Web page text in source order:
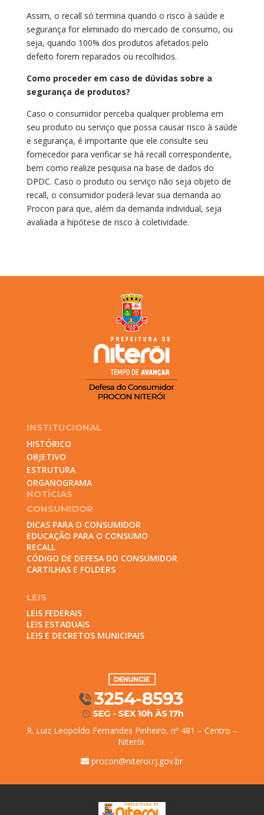
Assim, o recall só termina quando o risco à saúde e
segurança for eliminado do mercado de consumo, ou
seja, quando 100% dos produtos afetados pelo
defeito forem reparados ou recolhidos.
Como proceder em caso de dúvidas sobre a
segurança de produtos?
Caso o consumidor perceba qualquer problema em
seu produto ou serviço que possa causar risco à saúde
e segurança, é importante que ele consulte seu
fornecedor para verificar se há recall correspondente,
bem como realize pesquisa na base de dados do
DPDC. Caso o produto ou serviço não seja objeto de
recall, o consumidor poderá levar sua demanda ao
Procon para que, além da demanda individual, seja
avaliada a hipótese de risco à coletividade.
INSTITUCIONAL
HISTÓRICO
OBJETIVO
ESTRUTURA
ORGANOGRAMA
NOTÍCIAS
CONSUMIDOR
DICAS PARA O CONSUMIDOR
EDUCAÇÃO PARA O CONSUMO
RECALL
CÓDIGO DE DEFESA DO CONSUMIDOR
CARTILHAS E FOLDERS
LEIS
LEIS FEDERAIS
LEIS ESTADUAIS
LEIS E DECRETOS MUNICIPAIS
R. Luiz Leopoldo Fernandes Pinheiro, nº 481 – Centro –
Niterói.
procon@niteroi.rj.gov.br